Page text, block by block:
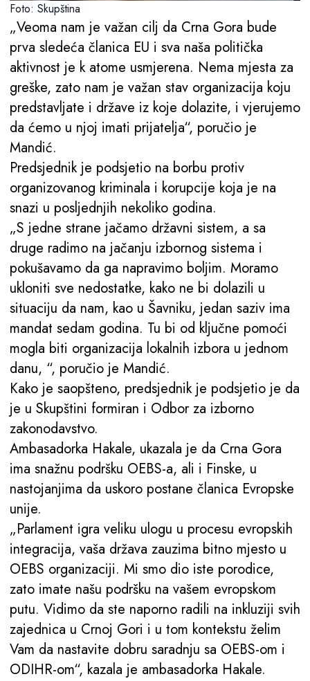
Foto: Skupština
„Veoma nam je važan cilj da Crna Gora bude
prva sledeća članica EU i sva naša politička
aktivnost je k atome usmjerena. Nema mjesta za
greške, zato nam je važan stav organizacija koju
predstavljate i države iz koje dolazite, i vjerujemo
da ćemo u njoj imati prijatelja“, poručio je
Mandić.
Predsjednik je podsjetio na borbu protiv
organizovanog kriminala i korupcije koja je na
snazi u posljednjih nekoliko godina.
„S jedne strane jačamo državni sistem, a sa
druge radimo na jačanju izbornog sistema i
pokušavamo da ga napravimo boljim. Moramo
ukloniti sve nedostatke, kako ne bi dolazili u
situaciju da nam, kao u Šavniku, jedan saziv ima
mandat sedam godina. Tu bi od ključne pomoći
mogla biti organizacija lokalnih izbora u jednom
danu, “, poručio je Mandić.
Kako je saopšteno, predsjednik je podsjetio je da
je u Skupštini formiran i Odbor za izborno
zakonodavstvo.
Ambasadorka Hakale, ukazala je da Crna Gora
ima snažnu podršku OEBS-a, ali i Finske, u
nastojanjima da uskoro postane članica Evropske
unije.
„Parlament igra veliku ulogu u procesu evropskih
integracija, vaša država zauzima bitno mjesto u
OEBS organizaciji. Mi smo dio iste porodice,
zato imate našu podršku na vašem evropskom
putu. Vidimo da ste naporno radili na inkluziji svih
zajednica u Crnoj Gori i u tom kontekstu želim
Vam da nastavite dobru saradnju sa OEBS-om i
ODIHR-om“, kazala je ambasadorka Hakale.